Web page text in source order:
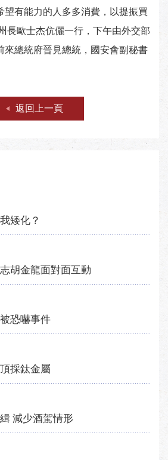
望有能力的人多多消費，以提振買
長歐士杰伉儷一行，下午由外交部
來總統府晉見總統，國安會副秘書
返回上一頁
矮化？
胡金龍面對面互動
恐嚇事件
採鈦金屬
減少酒駕情形